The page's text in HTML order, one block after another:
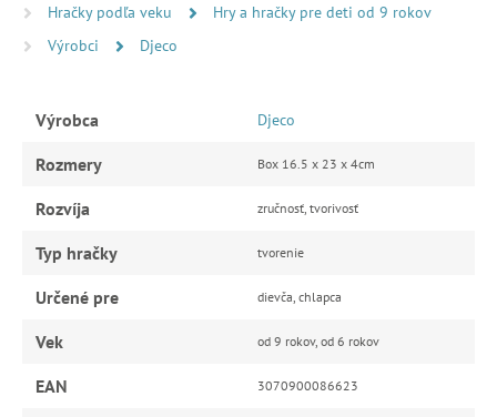
Hračky podľa veku
Hry a hračky pre deti od 9 rokov
Výrobci
Djeco
Výrobca Djeco
Rozmery Box 16.5 x 23 x 4cm
Rozvíja zručnosť, tvorivosť
Typ hračky tvorenie
Určené pre dievča, chlapca
Vek od 9 rokov, od 6 rokov
EAN 3070900086623